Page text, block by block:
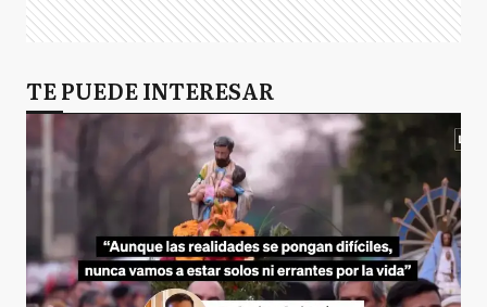
TE PUEDE INTERESAR